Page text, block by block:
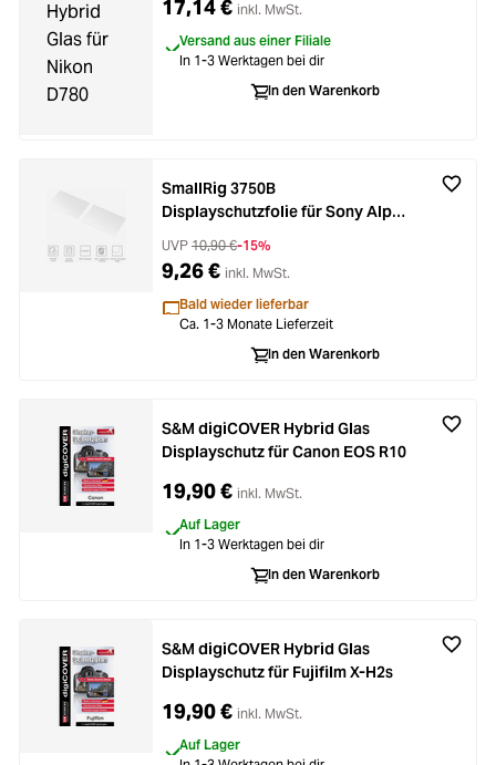
17,14 € inkl. MwSt.
Versand aus einer Filiale
In 1-3 Werktagen bei dir
In den Warenkorb
SmallRig 3750B
Displayschutzfolie für Sony Alpha
6700 / ZV-E1 / Alpha 7 IV
UVP 10,90 €-15%
9,26 € inkl. MwSt.
Bald wieder lieferbar
Ca. 1-3 Monate Lieferzeit
In den Warenkorb
S&M digiCOVER Hybrid Glas
Displayschutz für Canon EOS R10
19,90 € inkl. MwSt.
Auf Lager
In 1-3 Werktagen bei dir
In den Warenkorb
S&M digiCOVER Hybrid Glas
Displayschutz für Fujifilm X-H2s
19,90 € inkl. MwSt.
Auf Lager